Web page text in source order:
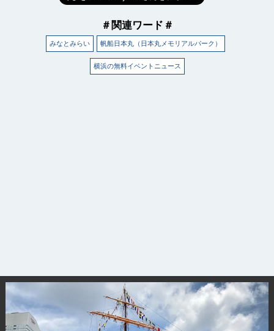
＃関連ワード＃
みなとみらい 帆船日本丸（日本丸メモリアルパーク）
横浜の無料イベントニュース